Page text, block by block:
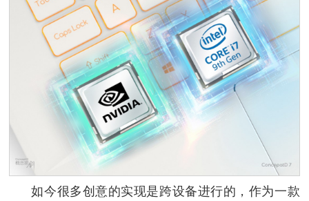
如今很多创意的实现是跨设备进行的，作为一款